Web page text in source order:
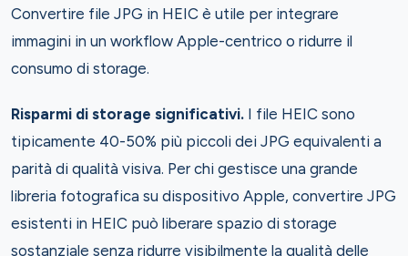
Convertire file JPG in HEIC è utile per integrare
immagini in un workflow Apple-centrico o ridurre il
consumo di storage.
Risparmi di storage significativi. I file HEIC sono
tipicamente 40-50% più piccoli dei JPG equivalenti a
parità di qualità visiva. Per chi gestisce una grande
libreria fotografica su dispositivo Apple, convertire JPG
esistenti in HEIC può liberare spazio di storage
sostanziale senza ridurre visibilmente la qualità delle